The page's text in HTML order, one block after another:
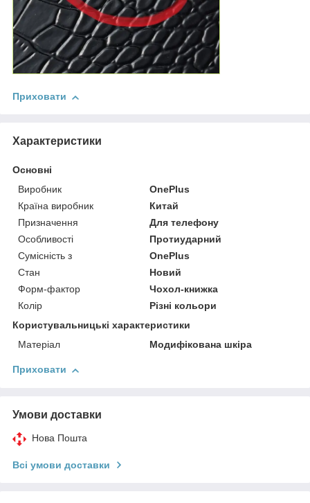
Приховати
Характеристики
Основні
Виробник
OnePlus
Країна виробник
Китай
Призначення
Для телефону
Особливості
Протиударний
Сумісність з
OnePlus
Стан
Новий
Форм-фактор
Чохол-книжка
Колір
Різні кольори
Користувальницькі характеристики
Матеріал
Модифікована шкіра
Приховати
Умови доставки
Нова Пошта
Всі умови доставки